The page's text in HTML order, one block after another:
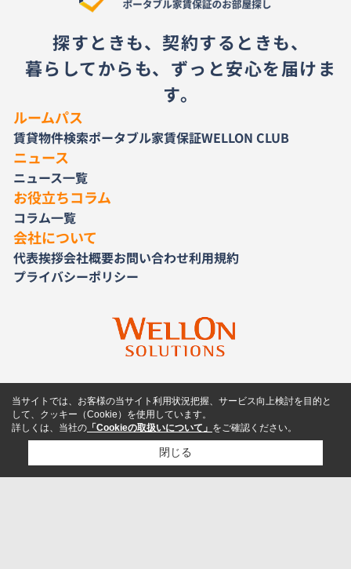
探すときも、契約するときも、
暮らしてからも、ずっと安心を届けま
す。
ルームパス
賃貸物件検索ポータブル家賃保証WELLON CLUB
ニュース
ニュース一覧
お役立ちコラム
コラム一覧
会社について
代表挨拶会社概要お問い合わせ利用規約
プライバシーポリシー
当サイトでは、お客様の当サイト利用状況把握、サービス向上検討を目的と
して、クッキー（Cookie）を使用しています。
詳しくは、当社の 「Cookieの取扱いについて」 をご確認ください。
閉じる